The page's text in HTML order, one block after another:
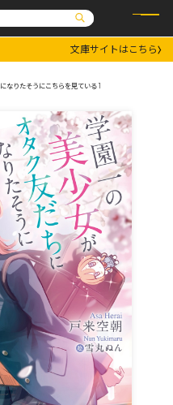
文庫
ノベルス
通販・NEWS
OVERLAP STORE
オーバーラップ広報室
お問い合わせはこちら
プ文庫
ベルス
ベルスf
ベルス
文庫サイトはこちら
なりたそうにこちらを見ている 1